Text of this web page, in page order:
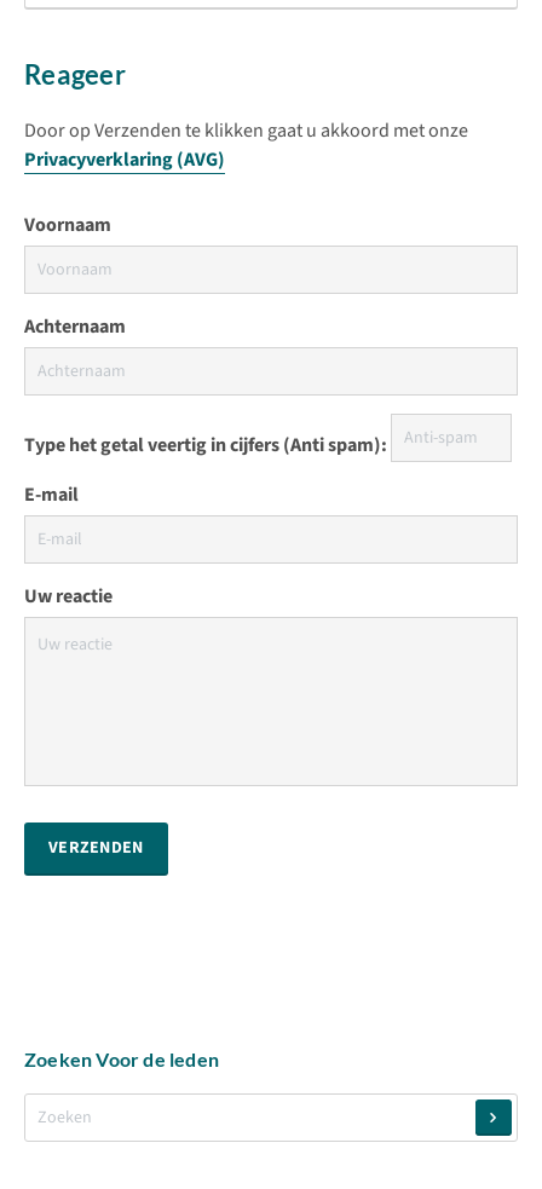
Reageer
Door op Verzenden te klikken gaat u akkoord met onze
Privacyverklaring (AVG)
Voornaam
Achternaam
Type het getal veertig in cijfers (Anti spam):
E-mail
Uw reactie
VERZENDEN
Zoeken Voor de leden